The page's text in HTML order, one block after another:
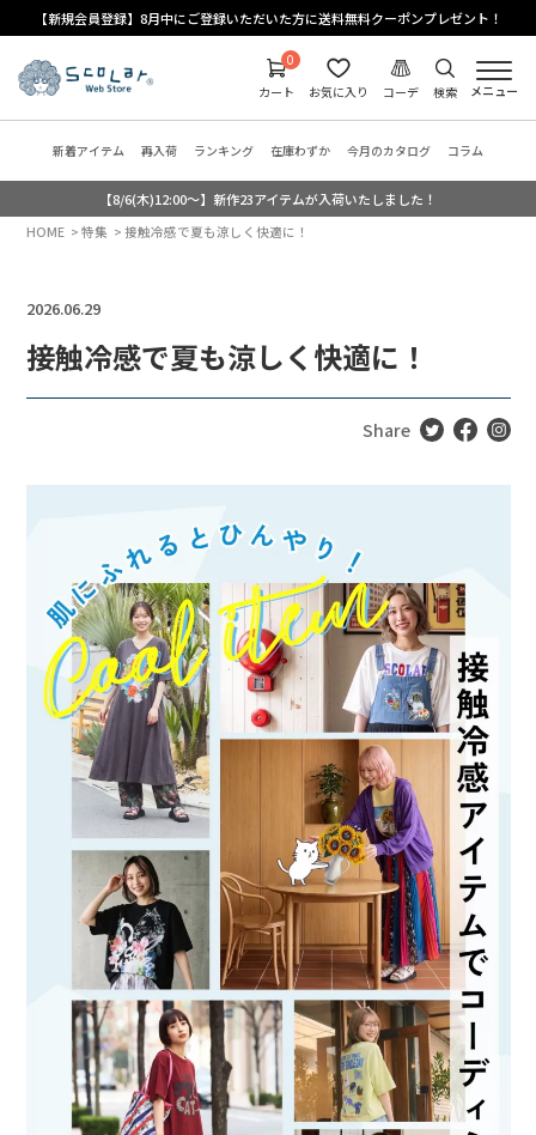
【新規会員登録】8月中にご登録いただいた方に送料無料クーポンプレゼント！
検索
コーデ
お気に入り
0
カート
メニュー
新着アイテム 再入荷 ランキング 在庫わずか 今月のカタログ コラム
【8/6(木)12:00～】新作23アイテムが入荷いたしました！
HOME 特集 接触冷感で夏も涼しく快適に！
2026.06.29
接触冷感で夏も涼しく快適に！
Share